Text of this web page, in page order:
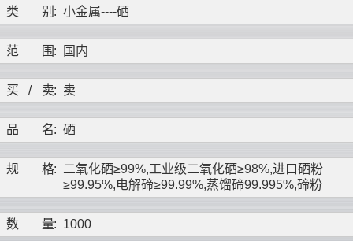
类 别 : 小金属----硒
范 围: 国内
买 / 卖: 卖
品 名: 硒
规 格: 二氧化硒≥99%,工业级二氧化硒≥98%,进口硒粉
≥99.95%,电解碲≥99.99%,蒸馏碲99.995%,碲粉
数 量: 1000